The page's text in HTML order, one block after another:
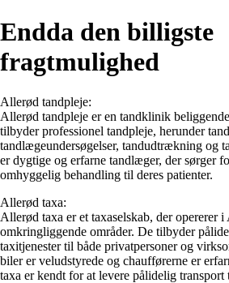
Endda den billigste
fragtmulighed
Allerød tandpleje:
Allerød tandpleje er en tandklinik
tilbyder professionel tandpleje, herunder
tandlægeundersøgelser, tandudtrækning og
er dygtige og erfarne tandlæger, der sørger
omhyggelig behandling til deres patienter.
Allerød taxa:
Allerød taxa er et taxaselskab, der opererer
omkringliggende områder. De tilbyder
taxitjenester til både privatpersoner og
biler er veludstyrede og chaufførerne er
taxa er kendt for at levere pålidelig transport